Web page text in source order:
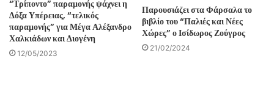
“Τρίποντο” παραμονής ψάχνει η
Δόξα Υπέρειας, “τελικός
παραμονής” για Μέγα Αλέξανδρο
Χαλκιάδων και Διογένη
12/05/2023
Παρουσιάζει στα Φάρσαλα το
βιβλίο του “Παλιές και Νέες
Χώρες” ο Ισίδωρος Ζούγρος
21/02/2024